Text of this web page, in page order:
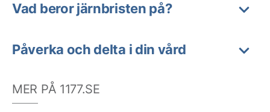
Vad beror järnbristen på?
Påverka och delta i din vård
MER PÅ 1177.SE